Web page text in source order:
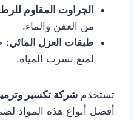
الجراوت المقاوم
من العفن والماء.
طبقات العزل المائي:
لمنع تسرب المياه.
تستخدم شركة تكسير
أفضل أنواع هذه المواد